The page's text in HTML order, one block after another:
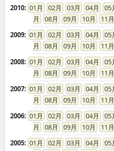
2010: 01 02 03 04 05
08
09 10 11
2009: 01 02 03 04 05
08
09 10 11
2008: 01 02 03 04 05
08
09 10 11
2007: 01 02 03 04 05
08
09 10 11
2006: 01 02 03 04 05
08
09 10 11
2005: 01 02 03 04 05